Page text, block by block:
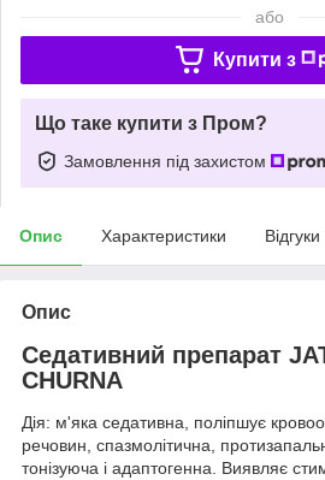
або
Купити з
Що таке купити з Пром?
Замовлення під захистом
Опис Характеристики
Опис
Седативний препарат
CHURNA
Дія: м'яка седативна, поліпшує
речовин, спазмолітична,
тонізуюча і адаптогенна. Виявляє